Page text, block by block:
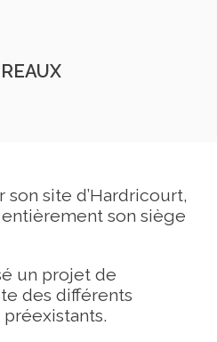
son site d’Hardricourt,
son siège
un projet de
des différents